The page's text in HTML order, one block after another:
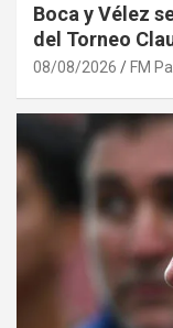
Boca y Vélez
del Torneo
08/08/2026 FM